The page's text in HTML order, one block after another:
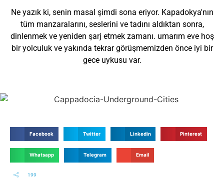
Ne yazık ki, senin masal şimdi sona eriyor. Kapadokya'nın
tüm manzaralarını, seslerini ve tadını aldıktan sonra,
dinlenmek ve yeniden şarj etmek zamanı. umarım eve hoş
bir yolculuk ve yakında tekrar görüşmemizden önce iyi bir
gece uykusu var.
Facebook Twitter Linkedin Pinterest
Whatsapp Telegram Email
199